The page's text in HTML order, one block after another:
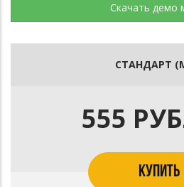
Скачать демо
СТАНДАРТ
555
КУПИТЬ